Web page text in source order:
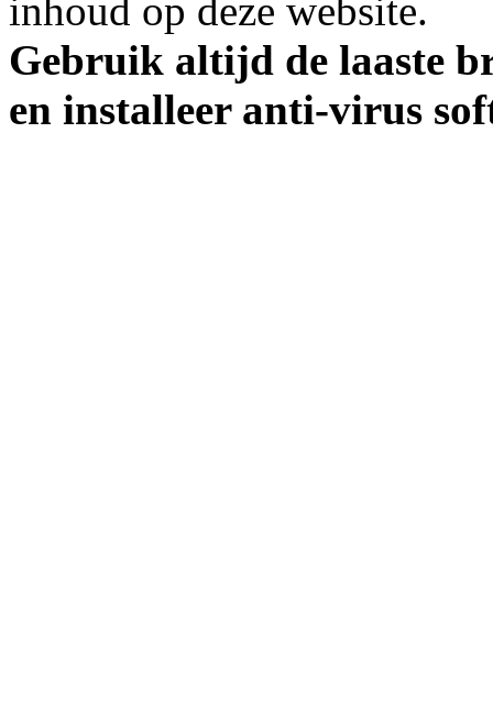
inhoud op deze website.
Gebruik altijd de laaste
en installeer anti-virus